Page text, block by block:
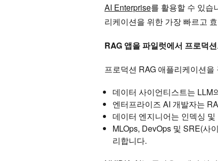
AI Enterprise를 활용할 수 있습
리케이션을 위한 가장 빠르고
RAG 앱을 파일럿에서 프로덕
프로덕션 RAG 애플리케이션
데이터 사이언티스트는 LLM
엔터프라이즈 AI 개발자는
데이터 엔지니어는 인덱싱
MLOps, DevOps 및 SRE(사
리합니다.